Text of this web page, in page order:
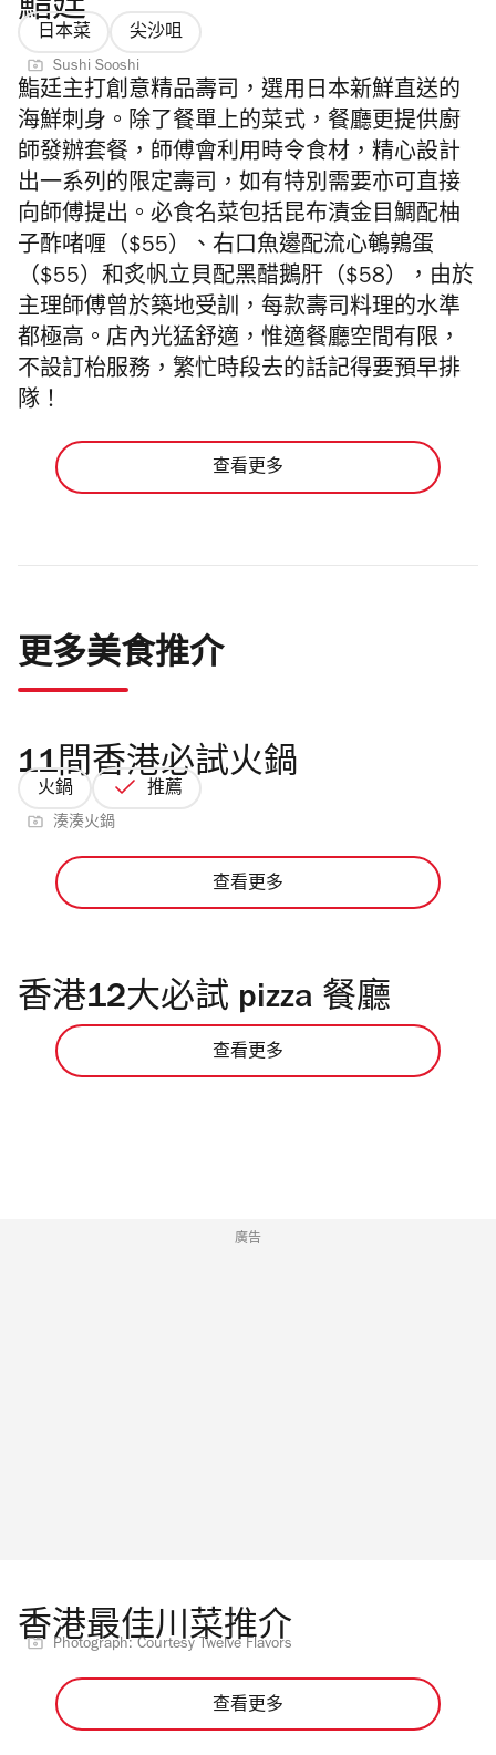
鮨廷
日本菜 尖沙咀
Sushi Sooshi
鮨廷主打創意精品壽司，選用日本新鮮直送的
海鮮刺身。除了餐單上的菜式，餐廳更提供廚
師發辦套餐，師傅會利用時令食材，精心設計
出一系列的限定壽司，如有特別需要亦可直接
向師傅提出。必食名菜包括昆布漬金目鯛配柚
子酢啫喱（$55）、右口魚邊配流心鵪鶉蛋
（$55）和炙帆立貝配黑醋鵝肝（$58），由於
主理師傅曾於築地受訓，每款壽司料理的水準
都極高。 店內光猛舒適，惟適餐廳空間有限，
不設訂枱服務，繁忙時段去的話記得要預早排
隊！
查看更多
更多美食推介
11間香港必試火鍋
火鍋 推薦
湊湊火鍋
查看更多
香港12大必試 pizza 餐廳
查看更多
廣告
香港最佳川菜推介
Photograph: Courtesy Twelve Flavors
查看更多